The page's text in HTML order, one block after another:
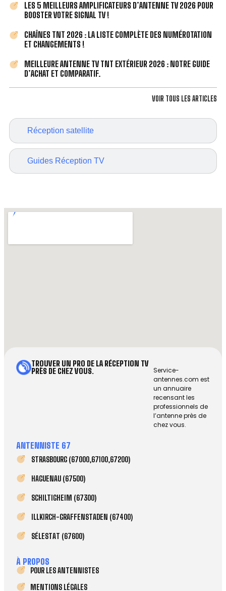
Réception satellite
Guides Réception TV
LES 5 MEILLEURS AMPLIFICATEURS D’ANTENNE TV 2026 POUR
BOOSTER VOTRE SIGNAL TV !
CHAÎNES TNT 2026 : LA LISTE COMPLÈTE DES NUMÉROTATION
ET CHANGEMENTS !
MEILLEURE ANTENNE TV TNT EXTÉRIEUR 2026 : NOTRE GUIDE
D’ACHAT ET COMPARATIF.
VOIR TOUS LES ARTICLES
TROUVER UN PRO DE LA RÉCEPTION TV
PRÈS DE CHEZ VOUS.
Service-
antennes.com est
un annuaire
recensant les
professionnels de
l’antenne près de
chez vous.
ANTENNISTE 67
STRASBOURG (67000,67100,67200)
HAGUENAU (67500)
SCHILTIGHEIM (67300)
ILLKIRCH-GRAFFENSTADEN (67400)
SÉLESTAT (67600)
À PROPOS
POUR LES ANTENNISTES
MENTIONS LÉGALES